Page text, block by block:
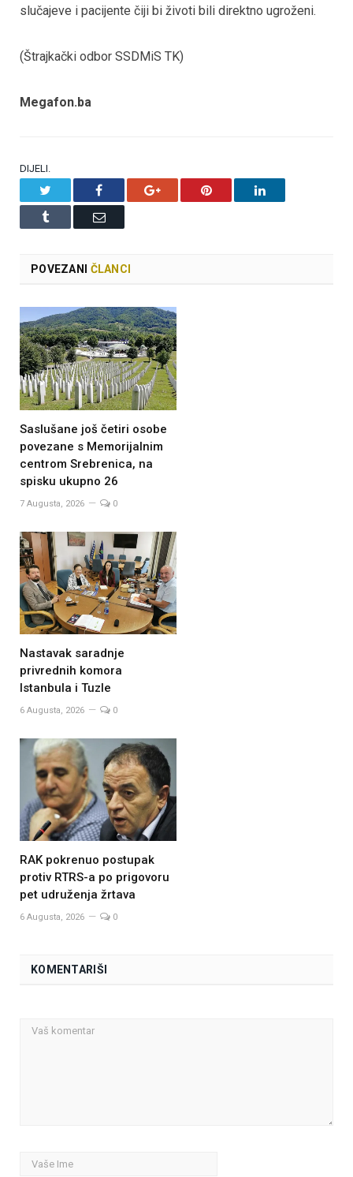
slučajeve i pacijente čiji bi životi bili direktno ugroženi.
(Štrajkački odbor SSDMiS TK)
Megafon.ba
DIJELI.
Facebook Google+ Pinterest LinkedIn
Tumblr Email
POVEZANI ČLANCI
Saslušane još četiri osobe
povezane s Memorijalnim
centrom Srebrenica, na
spisku ukupno 26
7 Augusta, 2026 0
Nastavak saradnje
privrednih komora
Istanbula i Tuzle
6 Augusta, 2026 0
RAK pokrenuo postupak
protiv RTRS-a po prigovoru
pet udruženja žrtava
6 Augusta, 2026 0
KOMENTARIŠI